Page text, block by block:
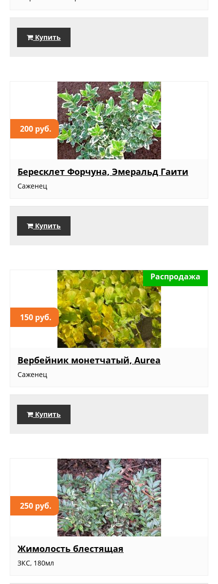
Купить
200 руб.
Бересклет Форчуна, Эмеральд Гаити
Саженец
Купить
150 руб.
Распродажа
Вербейник монетчатый, Aurea
Саженец
Купить
250 руб.
Жимолость блестящая
ЗКС, 180мл